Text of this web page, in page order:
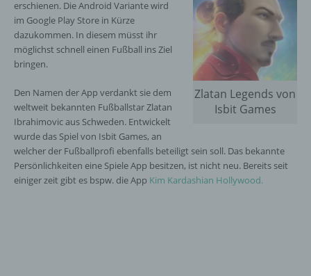
Zlatan Legends von
Isbit Games
erschienen. Die Android Variante wird
im Google Play Store in Kürze
dazukommen. In diesem müsst ihr
möglichst schnell einen Fußball ins Ziel
bringen.
Den Namen der App verdankt sie dem
weltweit bekannten Fußballstar Zlatan
Ibrahimovic aus Schweden. Entwickelt
wurde das Spiel von Isbit Games, an
welcher der Fußballprofi ebenfalls beteiligt sein soll. Das bekannte
Persönlichkeiten eine Spiele App besitzen, ist nicht neu. Bereits seit
einiger zeit gibt es bspw. die App Kim Kardashian Hollywood.